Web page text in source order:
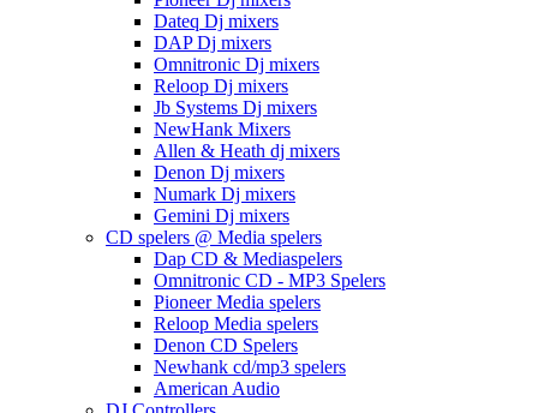
Dateq Dj mixers
DAP Dj mixers
Omnitronic Dj mixers
Reloop Dj mixers
Jb Systems Dj mixers
NewHank Mixers
Allen & Heath dj mixers
Denon Dj mixers
Numark Dj mixers
Gemini Dj mixers
CD spelers @ Media spelers
Dap CD & Mediaspelers
Omnitronic CD - MP3 Spelers
Pioneer Media spelers
Reloop Media spelers
Denon CD Spelers
Newhank cd/mp3 spelers
American Audio